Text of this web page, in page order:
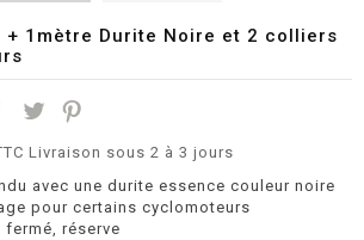
+ 1mètre Durite Noire et 2 colliers
Livraison sous 2 à 3 jours
avec une durite essence couleur noire
pour certains cyclomoteurs
réserve